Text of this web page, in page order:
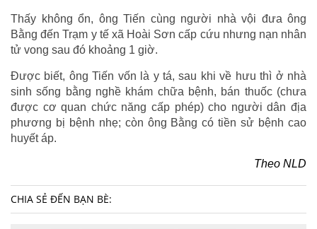
Thấy không ổn, ông Tiến cùng người nhà vội đưa ông
Bằng đến Trạm y tế xã Hoài Sơn cấp cứu nhưng nạn nhân
tử vong sau đó khoảng 1 giờ.
Được biết, ông Tiến vốn là y tá, sau khi về hưu thì ở nhà
sinh sống bằng nghề khám chữa bệnh, bán thuốc (chưa
được cơ quan chức năng cấp phép) cho người dân địa
phương bị bệnh nhẹ; còn ông Bằng có tiền sử bệnh cao
huyết áp.
Theo NLD
CHIA SẺ ĐẾN BẠN BÈ: